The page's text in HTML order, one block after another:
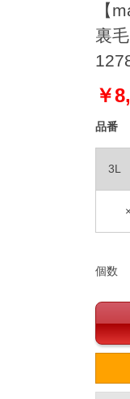
【
裏
￥
品番
3L
×
個数